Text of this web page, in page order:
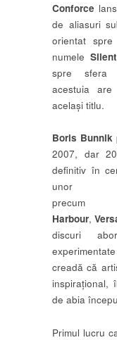
Conforce
de aliasuri
orientat
numele
spre sfera
acestuia
același titlu.
Boris Bunnik
2007, dar
definitiv în
unor
Harbour,
discuri
creadă că
inspirațional,
de abia
Primul lucru